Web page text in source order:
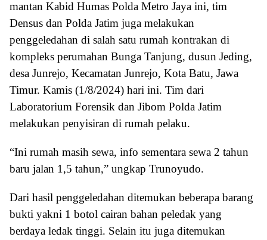
mantan Kabid Humas Polda Metro Jaya ini, tim
Densus dan Polda Jatim juga melakukan
penggeledahan di salah satu rumah kontrakan di
kompleks perumahan Bunga Tanjung, dusun Jeding,
desa Junrejo, Kecamatan Junrejo, Kota Batu, Jawa
Timur. Kamis (1/8/2024) hari ini. Tim dari
Laboratorium Forensik dan Jibom Polda Jatim
melakukan penyisiran di rumah pelaku.
“Ini rumah masih sewa, info sementara sewa 2 tahun
baru jalan 1,5 tahun,” ungkap Trunoyudo.
Dari hasil penggeledahan ditemukan beberapa barang
bukti yakni 1 botol cairan bahan peledak yang
berdaya ledak tinggi. Selain itu juga ditemukan